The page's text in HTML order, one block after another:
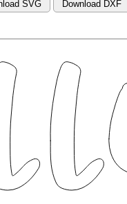
SVG Download DXF